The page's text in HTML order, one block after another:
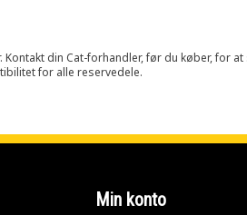
din Cat-forhandler, før du køber, for
for alle reservedele.
Min konto